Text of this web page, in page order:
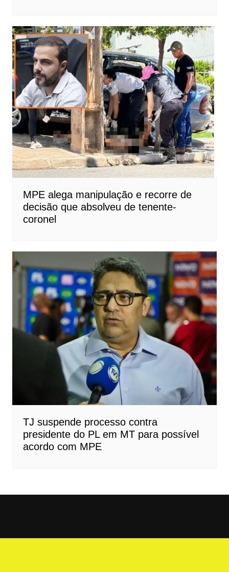
MPE alega manipulação e recorre de
decisão que absolveu de tenente-
coronel
TJ suspende processo contra
presidente do PL em MT para possível
acordo com MPE